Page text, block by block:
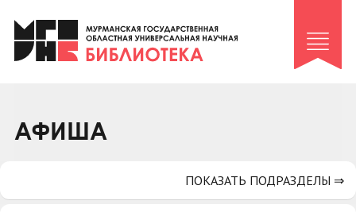
Клуб «Гиря и сельдерей»
Клуб «Семейный архив»
Коллегам
АФИША
ПОКАЗАТЬ ПОДРАЗДЕЛЫ ⇒